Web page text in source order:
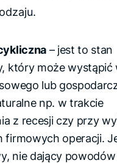
– jest to stan
który może wystąpić
lub
np. w trakcie
z recesji czy przy
firmowych operacji.
nie dający